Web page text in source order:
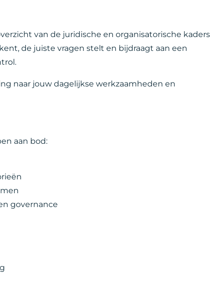
van de juridische en organisatorische kaders
de juiste vragen stelt en bijdraagt aan een
naar jouw dagelijkse werkzaamheden en
aan bod:
governance